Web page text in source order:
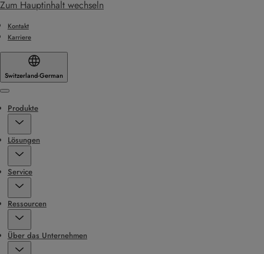
Zum Hauptinhalt wechseln
Kontakt
Karriere
Switzerland·German
Menu
Produkte
Lösungen
Service
Ressourcen
Über das Unternehmen